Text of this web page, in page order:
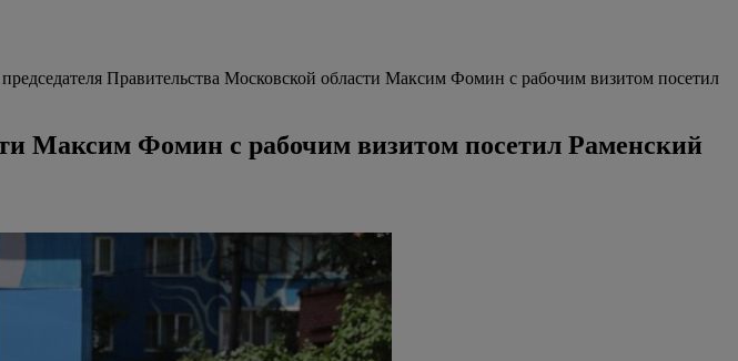
председателя Правительства Московской области Максим Фомин с рабочим визитом посетил
Максим Фомин с рабочим визитом посетил Раменский